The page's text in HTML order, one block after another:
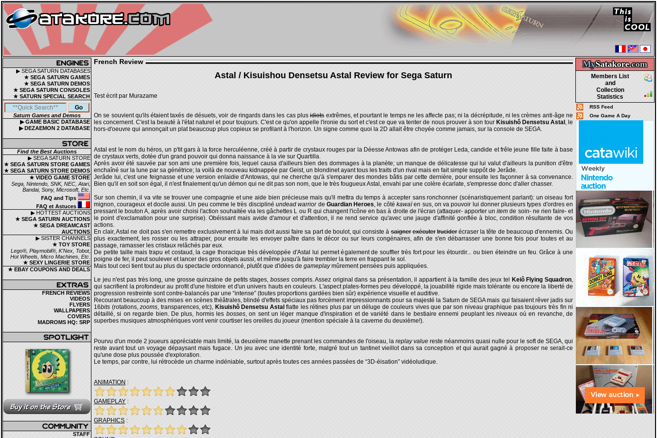
▶ SEGA SATURN DATABASES
★ SEGA SATURN GAMES
★ SEGA SATURN DEMOS
★ SEGA SATURN CONSOLES
★ SATURN SPECIAL SEARCH
Saturn Games and Demos
▶ GAME BASIC DATABASE
▶ DEZAEMON 2 DATABASE
Find the Best Auctions
▶ SEGA SATURN STORE
★ SEGA SATURN STORE GAMES
★ SEGA SATURN STORE DEMOS
★ VIDEO GAME STORE
Sega, Nintendo, SNK, NEC, Atari,
Bandai, Sony, Microsoft, Etc.
FAQ and Tips
FAQ et Astuces
▶ HOTTEST AUCTIONS
★ SEGA SATURN AUCTIONS
★ SEGA DREAMCAST
AUCTIONS
▶ SISTER CHANNELS
★ TOY STORE
Lego®, Playmobil®, K'Nex, Tobot,
Hot Wheels, Micro Machines, Etc.
★ SEXY LINGERIE STORE
★ EBAY COUPONS AND DEALS
FRENCH REVIEWS
VIDEOS
FLYERS
WALLPAPERS
COVERS
MADROMS HQ: SRP
STAFF
MySatakore.com
Members List
and
Collection
Statistics
RSS Feed
One Game A Day
French Review
Astal / Kisuishou Densetsu Astal Review for Sega Saturn
Test écrit par Murazame
On se souvient qu'ils étaient taxés de désuets, voir de ringards dans les cas plusidiotsextrêmes, et pourtant le temps ne les affecte pas; ni la décrépitude, ni les crèmes anti-âge ne
les concernent. C'est la beauté à l'état naturel et pour toujours. C'est ce qu'on appelle l'ironie du sort et c'est ce que va tenter de nous prouver à son tour Kisuishô Densetsu Astal , le
hors-d'oeuvre qui annonçait un plat beaucoup plus copieux se profilant à l'horizon. Un signe comme quoi la 2D allait être choyée comme jamais, sur la console de SEGA.
Astal est le nom du héros, un p'tit gars à la force herculéenne, créé à partir de crystaux rouges par la Déesse Antowas afin de protéger Leda, candide et frêle jeune fille faite à base
de crystaux verts, dotée d'un grand pouvoir qui donna naissance à la vie sur Quartilla.
Après avoir été sauvée par son ami une première fois, lequel causa d'ailleurs bien des dommages à la planète; un manque de délicatesse qui lui valut d'ailleurs la punition d'être
enchaîné sur la lune par sa génétrice; la voilà de nouveau kidnappée par Geist, un blondinet ayant tous les traits d'un rival mais en fait simple suppôt de Jerâde.
Jerâde lui, c'est une feignasse et une version enlaidie d'Antowas, qui ne cherche qu'à s'emparer des mondes bâtis par cette dernière, pour ensuite les façonner à sa convenance.
Bien qu'il en soit son égal, il n'est finalement qu'un démon qui ne dit pas son nom, que le très fougueux Astal, envahi par une colère écarlate, s'empresse donc d'aller chasser.
Sur son chemin, il va vite se trouver une compagnie et une aide bien précieuse mais qu'il mettra du temps à accepter sans ronchonner (scénaristiquement parlant): un oiseau fort
mignon, courageux et docile aussi. Un peu comme le très disciplinéundead warriorde Guardian Heroes, le côté kawaïen sus, on va pouvoir lui donner plusieurs types d'ordres en
pressant le bouton A, après avoir choisi l'action souhaitée via les gâchettes L ou R qui changent l'icône en bas à droite de l'écran (attaquer- apporter unitem de soin- ne rien faire- et
le point d'exclamation pour une surprise). Obéissant mais avide d'amour et d'attention, il ne rend service qu'avec une jauge d'affinité gonflée à bloc, condition résultante de vos
actions.
En clair, Astal ne doit pas s'en remettre exclusivement à lui mais doit aussi faire sa part de boulot, qui consiste àsaigner exécuter truciderécraser la tête de beaucoup d'ennemis. Ou
plus exactement, les rosser ou les attraper, pour ensuite les envoyer paître dans le décor ou sur leurs congénaires, afin de s'en débarrasser une bonne fois pour toutes et au
passage, ramasser les cristaux relâchés par eux.
De petite taille mais trapu et costaud, la cage thoracique très développée d'Astal lui permet également de souffler très fort pour les étourdir... ou bien éteindre un feu. Grâce à une
poigne de fer, il peut soulever et lancer des gros objets aussi, et même jusqu'à faire trembler la terre en frappant le sol.
Mais tout ceci tient tout au plus du spectacle ordonnancé, plutôt que d'idées de gameplaymûrement pensées puis appliquées.
Le jeu n'est pas très long, une grosse quinzaine de petits stages, bossescompris. Assez original dans sa présentation, il appartient à la famille des jeux tel Keiô Flying Squadron,
qui sacrifient la profondeur au profit d'une histoire et d'un univers hauts en couleurs. L'aspect plates-formes peu développé, la jouabilité rigide mais tolérante ou encore la liberté de
progression restreinte sont contre-balancés par une “intense” (toutes proportions gardées bien sûr) expérience visuelle et auditive.
Recourant beaucoup à des mises en scènes théâtrales, blindé d'effets spéciaux pas forcément impressionnants pour sa majesté la Saturn de SEGA mais qui faisaient rêver jadis sur
16bits (rotations,zooms, transparences, etc), Kisuishô Densetsu Astal flatte les rétines plus par un déluge de couleurs vives que par son niveau graphique pas toujours très fin ni
détaillé, si on regarde bien. De plus, hormis les bosses, on sent un léger manque d'inspiration et de variété dans le bestiaire ennemi peuplant les niveaux où en revanche, de
superbes musiques atmosphériques vont venir courtiser les oreilles du joueur (mention spéciale à la caverne du deuxième!).
Pourvu d'un mode 2 joueurs appréciable mais limité, la deuxième manette prenant les commandes de l'oiseau, la replay value reste néanmoins quasi nulle pour le soft de SEGA, qui
reste avant tout un voyage dépaysant mais fugace. Un jeu avec une identité forte, malgré tout un tantinet vieillot dans sa conception et qui aurait gagné à proposer ne serait-ce
qu'une dose plus poussée d'exploration.
Le temps, par contre, lui rétrocède un charme indéniable, surtout après toutes ces années passées de “3D-éisation” vidéoludique.
ANIMATION :
GAMEPLAY :
GRAPHICS :